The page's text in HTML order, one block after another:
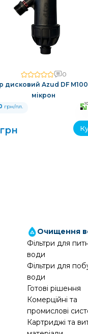
0
дисковий Azud DF M100
мікрон
грн/пл. 10
Очищення
Фільтри для
води
Фільтри для
води
Готові рішення
Комерційні та
промислові
Картриджі та